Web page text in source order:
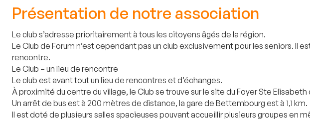
Présentation de notre association
Le club s’adresse prioritairement à tous les citoyens âgés de la région.
Le Club de Forum n’est cependant pas un club exclusivement pour les seniors.
rencontre.
Le Club – un lieu de rencontre
Le club est avant tout un lieu de rencontres et d’échanges.
À proximité du centre du village, le Club se trouve sur le site du Foyer Ste
Un arrêt de bus est à 200 mètres de distance, la gare de Bettembourg est à 1,1 km.
Il est doté de plusieurs salles spacieuses pouvant accueillir plusieurs groupes en